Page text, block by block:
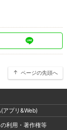
ページの先頭へ
アプリ&Web)
利用・著作権等